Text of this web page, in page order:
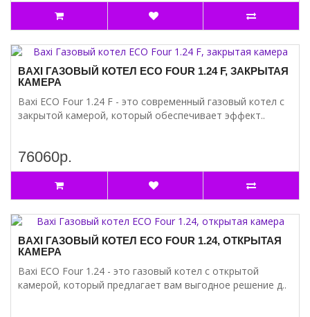
BAXI ГАЗОВЫЙ КОТЕЛ ECO FOUR 1.24 F, ЗАКРЫТАЯ
КАМЕРА
Baxi ECO Four 1.24 F - это современный газовый котел с
закрытой камерой, который обеспечивает эффект..
76060р.
BAXI ГАЗОВЫЙ КОТЕЛ ECO FOUR 1.24, ОТКРЫТАЯ
КАМЕРА
Baxi ECO Four 1.24 - это газовый котел с открытой
камерой, который предлагает вам выгодное решение д..